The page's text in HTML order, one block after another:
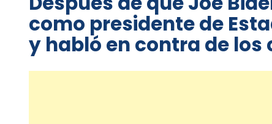
como presidente de
y habló en contra de los